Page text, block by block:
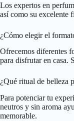
Los expertos en
así como su excelente
¿Cómo elegir el
Ofrecemos diferentes
para disfrutar en casa.
¿Qué ritual de belleza
Para potenciar tu
neutros y sin aroma
memorable.